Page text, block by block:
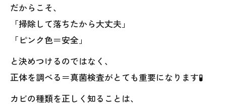
だからこそ、
「掃除して落ちたから大丈夫」
「ピンク色＝安全」
と決めつけるのではなく、
正体を調べる＝真菌検査がとても重要になります🧪
カビの種類を正しく知ることは、